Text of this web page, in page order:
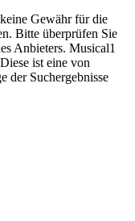
Gewähr für die
Bitte überprüfen Sie
Anbieters. Musical1
ist eine von
der Suchergebnisse